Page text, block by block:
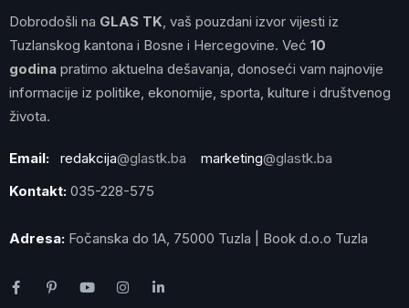
Dobrodošli na GLAS TK , vaš pouzdani izvor vijesti iz
Tuzlanskog kantona i Bosne i Hercegovine. Već 10
godina pratimo aktuelna dešavanja, donoseći vam najnovije
informacije iz politike, ekonomije, sporta, kulture i društvenog
života.
Email: redakcija@glastk.ba marketing@glastk.ba
Kontakt: 035-228-575
Adresa: Fočanska do 1A, 75000 Tuzla | Book d.o.o Tuzla